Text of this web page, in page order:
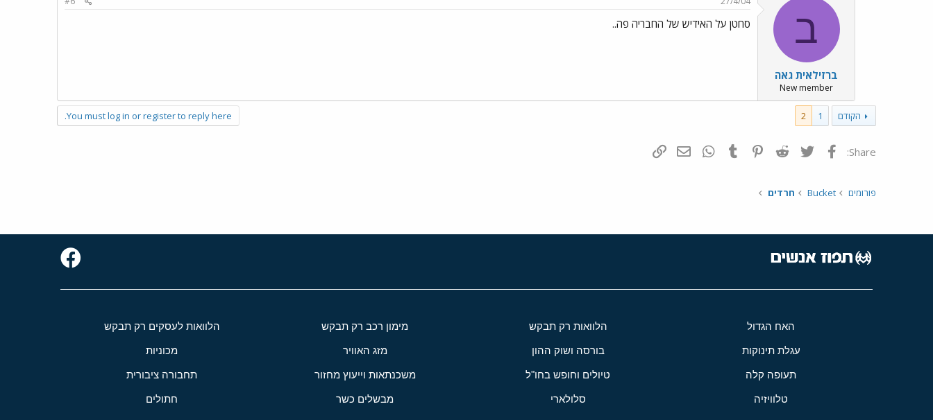
א
י
ך
ב
ברזילאית גאה
New member
סחטן על האידיש של החבריה פה..
הקודם 1
2
You must log in or register to reply here.
Share: פייסבוק Twitter
Reddit
Pinterest
Tumblr
WhatsAppדואר אלקטרוני
פורומים Bucket חרדים
האח הגדול הלוואות רק תבקש מימון רכב רק תבקש הלוואות לעסקים רק תבקש
עגלת תינוקות בורסה ושוק ההון מזג האוויר מכוניות
תעופה קלה טיולים וחופש בחו"ל משכנתאות וייעוץ מחזור תחבורה ציבורית
טלוויזיה סלולארי מבשלים כשר חתולים